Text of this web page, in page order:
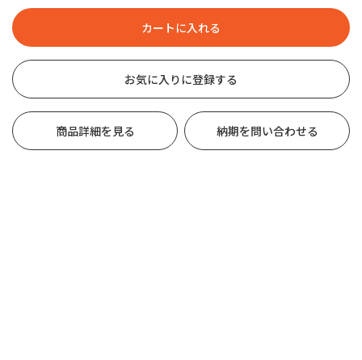
お気に入りに登録する
商品詳細を見る 納期を問い合わせる